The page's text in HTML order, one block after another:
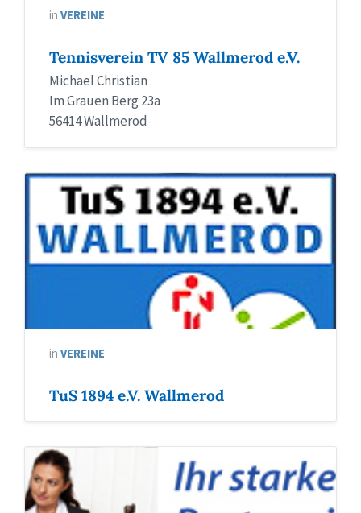
in VEREINE
Tennisverein TV 85 Wallmerod e.V.
Michael Christian
Im Grauen Berg 23a
56414 Wallmerod
in VEREINE
TuS 1894 e.V. Wallmerod